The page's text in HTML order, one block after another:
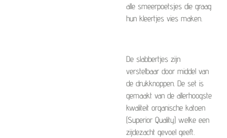
alle smeerpoetsjes die graag
hun kleertjes vies maken.
De slabbertjes zijn
verstelbaar door middel van
de drukknoppen. De set is
gemaakt van de allerhoogste
kwaliteit organische katoen
(Superior Quality) welke een
zijdezacht gevoel geeft.